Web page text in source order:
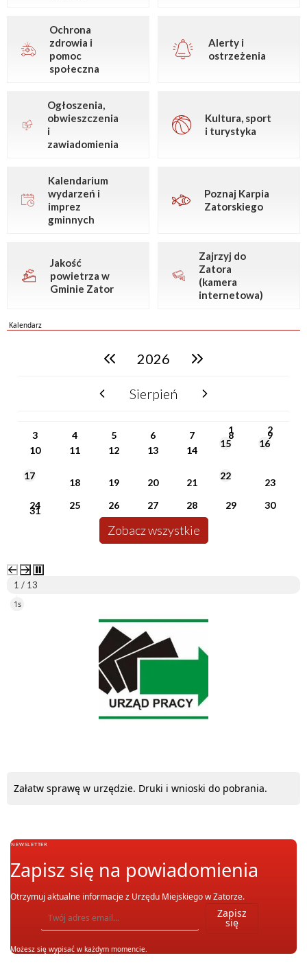
Ochrona
zdrowia i
pomoc
społeczna
Alerty i
ostrzeżenia
Ogłoszenia,
obwieszczenia
i
zawiadomienia
Kultura, sport
i turystyka
Kalendarium
wydarzeń i
imprez
gminnych
Poznaj Karpia
Zatorskiego
Jakość
powietrza w
Gminie Zator
Zajrzyj do
Zatora
(kamera
internetowa)
Kalendarz
poprzedni rok2026 następny rok
poprzedni miesiącSierpień następny miesiąc
1 2
3 4 5 6 7 8
9
10
11 12 13 14
15 16
17
18 19 20 21
22
23
24
25 26 27 28 29 30
31
Zobacz wszystkie
2 / 13
5s
Załatw sprawę w urzędzie. Druki i wnioski do pobrania.
NEWSLETTER
Zapisz się na powiadomienia
Otrzymuj aktualne informacje z Urzędu Miejskiego w Zatorze.
Zapisz
się
Możesz się wypisać w każdym momencie.